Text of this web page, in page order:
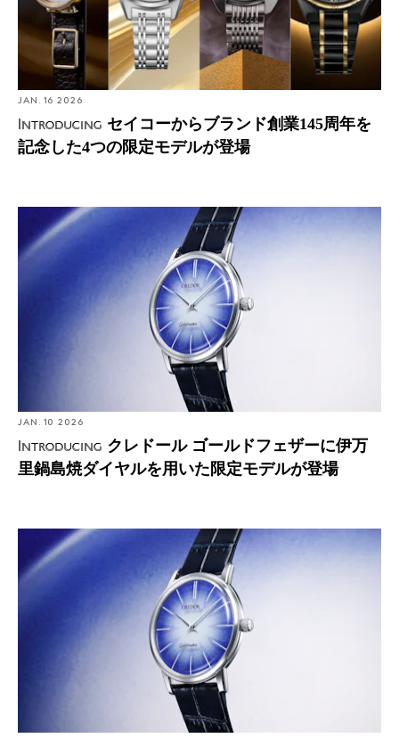
JAN. 16 2026
Introducing セイコーからブランド創業145周年を
記念した4つの限定モデルが登場
Introducing: クレドール ゴールドフェザーに伊万里鍋島
焼ダイヤルを用いた限定モデルが登場
JAN. 10 2026
Introducing クレドール ゴールドフェザーに伊万
里鍋島焼ダイヤルを用いた限定モデルが登場
Introducing: クレドール ゴールドフェザーに伊万里鍋島
焼ダイヤルを用いた限定モデルが登場